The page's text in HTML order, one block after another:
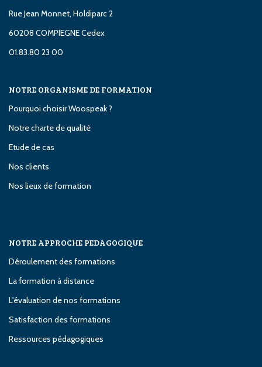
Rue Jean Monnet, Holdiparc 2
60208 COMPIEGNE Cedex
01.83.80 23 00
NOTRE ORGANISME DE FORMATION
Pourquoi choisir Woospeak ?
Notre charte de qualité
Etude de cas
Nos clients
Nos lieux de formation
NOTRE APPROCHE PEDAGOGIQUE
Déroulement des formations
La formation à distance
L'évaluation de nos formations
Satisfaction des formations
Ressources pédagogiques